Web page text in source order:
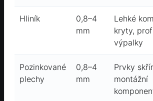
Hliník
0,8–4
mm
Lehké
kryty,
výpalky
Pozinkované
plechy
0,8–4
mm
Prvky
montážní